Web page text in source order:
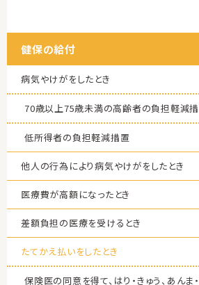
健保の給付
病気やけがをしたとき
70歳以上75歳未満の高齢者の負担軽減
低所得者の負担軽減措置
他人の行為により病気やけがをしたとき
医療費が高額になったとき
差額負担の医療を受けるとき
たてかえ払いをしたとき
保険医の同意を得て、はり・きゅう、あんま